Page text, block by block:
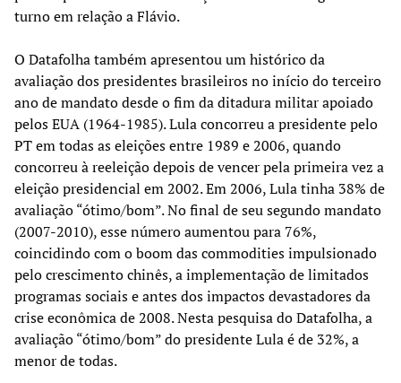
turno em relação a Flávio.
O Datafolha também apresentou um histórico da
avaliação dos presidentes brasileiros no início do terceiro
ano de mandato desde o fim da ditadura militar apoiado
pelos EUA (1964-1985). Lula concorreu a presidente pelo
PT em todas as eleições entre 1989 e 2006, quando
concorreu à reeleição depois de vencer pela primeira vez a
eleição presidencial em 2002. Em 2006, Lula tinha 38% de
avaliação “ótimo/bom”. No final de seu segundo mandato
(2007-2010), esse número aumentou para 76%,
coincidindo com o boom das commodities impulsionado
pelo crescimento chinês, a implementação de limitados
programas sociais e antes dos impactos devastadores da
crise econômica de 2008. Nesta pesquisa do Datafolha, a
avaliação “ótimo/bom” do presidente Lula é de 32%, a
menor de todas.